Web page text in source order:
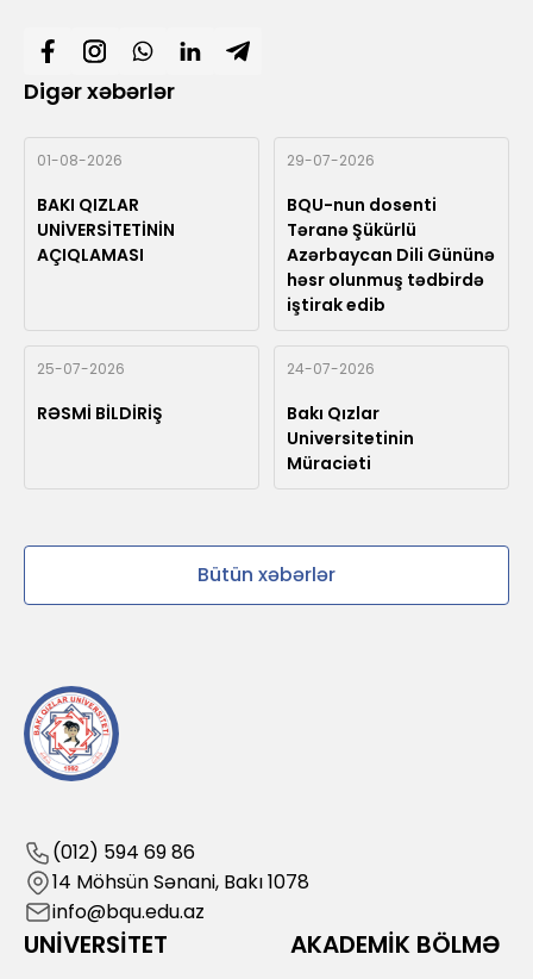
Digər xəbərlər
01-08-2026
BAKI QIZLAR
UNİVERSİTETİNİN
AÇIQLAMASI
29-07-2026
BQU-nun dosenti
Təranə Şükürlü
Azərbaycan Dili Gününə
həsr olunmuş tədbirdə
iştirak edib
25-07-2026
RƏSMİ BİLDİRİŞ
24-07-2026
Bakı Qızlar
Universitetinin
Müraciəti
Bütün xəbərlər
(012) 594 69 86
14 Möhsün Sənani, Bakı 1078
info@bqu.edu.az
UNİVERSİTET AKADEMİK BÖLMƏ